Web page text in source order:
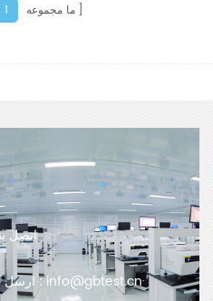
ما مجموعه 1
اتصل
ارسل لنا عبر البريد الإلكتروني :info@gbtest.cn